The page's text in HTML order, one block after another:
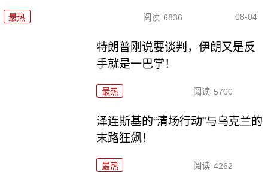
最热 阅读 6836 08-04
特朗普刚说要谈判，伊朗又是反
手就是一巴掌！
最热 阅读 5700
泽连斯基的“清场行动”与乌克兰的
末路狂飙！
最热 阅读 4262